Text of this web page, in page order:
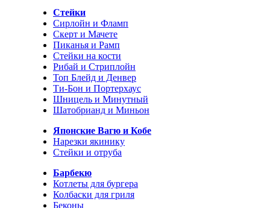
Стейки
Сирлойн и Фламп
Скерт и Мачете
Пиканья и Рамп
Стейки на кости
Рибай и Стриплойн
Топ Блейд и Денвер
Ти-Бон и Портерхаус
Шницель и Минутный
Шатобрианд и Миньон
Японские Вагю и Кобе
Нарезки якинику
Стейки и отруба
Барбекю
Котлеты для бургера
Колбаски для гриля
Беконы